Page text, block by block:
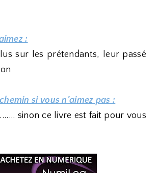
:
sur les prétendants, leur passé
si vous n'aimez pas :
sinon ce livre est fait pour vous